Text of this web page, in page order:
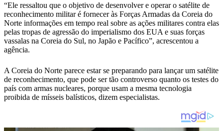
“Ele ressaltou que o objetivo de desenvolver e operar o satélite de
reconhecimento militar é fornecer às Forças Armadas da Coreia do
Norte informações em tempo real sobre as ações militares contra elas
pelas tropas de agressão do imperialismo dos EUA e suas forças
vassalas na Coreia do Sul, no Japão e Pacífico”, acrescentou a
agência.
A Coreia do Norte parece estar se preparando para lançar um satélite
de reconhecimento, que pode ser tão controverso quanto os testes do
país com armas nucleares, porque usam a mesma tecnologia
proibida de mísseis balísticos, dizem especialistas.